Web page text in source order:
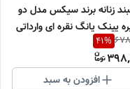
زنانه برند سیکس مدل دو
یینک یانگ نقره ای وارداتی
41%
افزودن به سبد